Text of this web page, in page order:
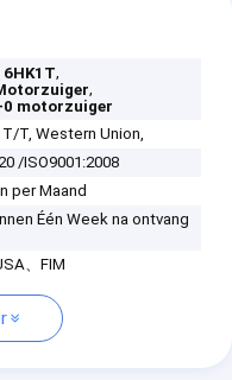
,
,
motorzuiger
T/T, Western Union,
/ISO9001:2008
per Maand
Één Week na ontvang
、FIM